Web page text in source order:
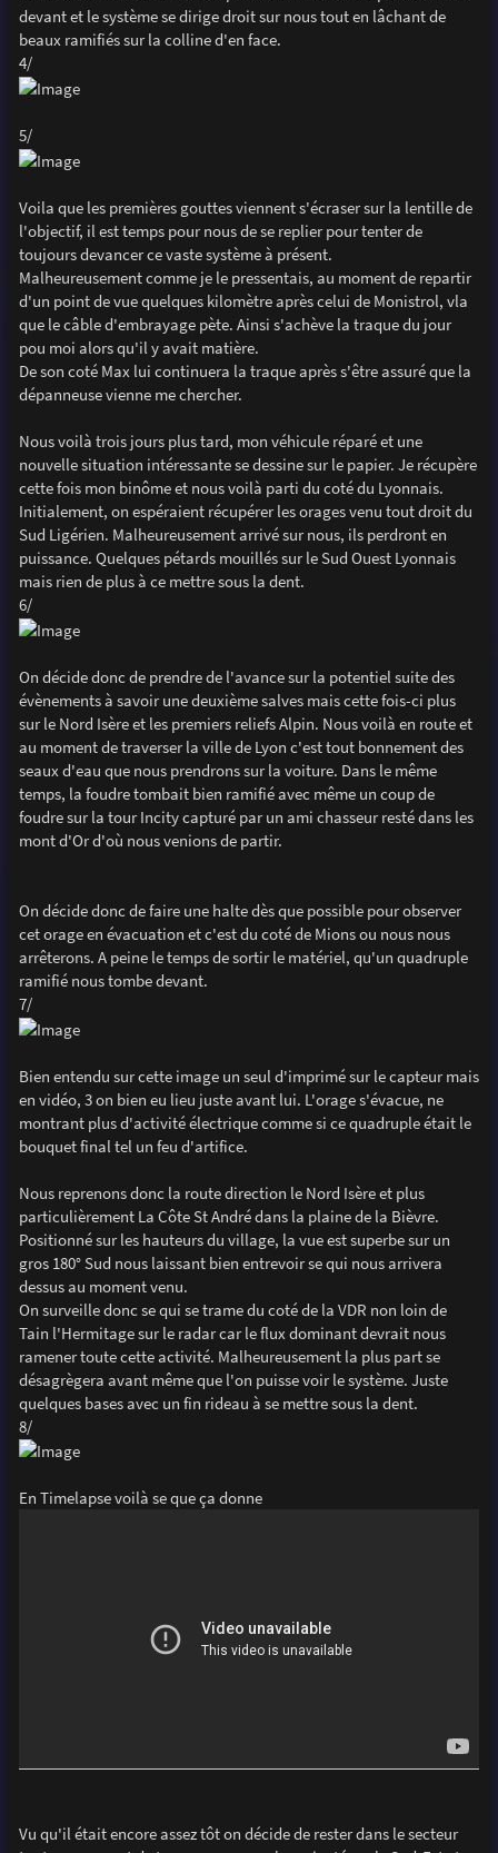
devant et le système se dirige droit sur nous tout en lâchant de
beaux ramifiés sur la colline d'en face.
4/
5/
Voila que les premières gouttes viennent s'écraser sur la lentille de
l'objectif, il est temps pour nous de se replier pour tenter de
toujours devancer ce vaste système à présent.
Malheureusement comme je le pressentais, au moment de repartir
d'un point de vue quelques kilomètre après celui de Monistrol, vla
que le câble d'embrayage pète. Ainsi s'achève la traque du jour
pou moi alors qu'il y avait matière.
De son coté Max lui continuera la traque après s'être assuré que la
dépanneuse vienne me chercher.
Nous voilà trois jours plus tard, mon véhicule réparé et une
nouvelle situation intéressante se dessine sur le papier. Je récupère
cette fois mon binôme et nous voilà parti du coté du Lyonnais.
Initialement, on espéraient récupérer les orages venu tout droit du
Sud Ligérien. Malheureusement arrivé sur nous, ils perdront en
puissance. Quelques pétards mouillés sur le Sud Ouest Lyonnais
mais rien de plus à ce mettre sous la dent.
6/
On décide donc de prendre de l'avance sur la potentiel suite des
évènements à savoir une deuxième salves mais cette fois-ci plus
sur le Nord Isère et les premiers reliefs Alpin. Nous voilà en route et
au moment de traverser la ville de Lyon c'est tout bonnement des
seaux d'eau que nous prendrons sur la voiture. Dans le même
temps, la foudre tombait bien ramifié avec même un coup de
foudre sur la tour Incity capturé par un ami chasseur resté dans les
mont d'Or d'où nous venions de partir.
On décide donc de faire une halte dès que possible pour observer
cet orage en évacuation et c'est du coté de Mions ou nous nous
arrêterons. A peine le temps de sortir le matériel, qu'un quadruple
ramifié nous tombe devant.
7/
Bien entendu sur cette image un seul d'imprimé sur le capteur mais
en vidéo, 3 on bien eu lieu juste avant lui. L'orage s'évacue, ne
montrant plus d'activité électrique comme si ce quadruple était le
bouquet final tel un feu d'artifice.
Nous reprenons donc la route direction le Nord Isère et plus
particulièrement La Côte St André dans la plaine de la Bièvre.
Positionné sur les hauteurs du village, la vue est superbe sur un
gros 180° Sud nous laissant bien entrevoir se qui nous arrivera
dessus au moment venu.
On surveille donc se qui se trame du coté de la VDR non loin de
Tain l'Hermitage sur le radar car le flux dominant devrait nous
ramener toute cette activité. Malheureusement la plus part se
désagrègera avant même que l'on puisse voir le système. Juste
quelques bases avec un fin rideau à se mettre sous la dent.
8/
En Timelapse voilà se que ça donne
Vu qu'il était encore assez tôt on décide de rester dans le secteur